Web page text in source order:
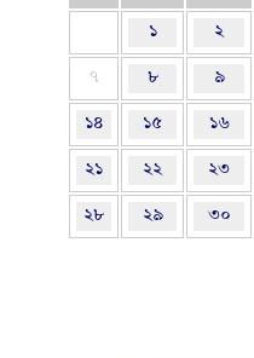
১ ২
৭ ৮ ৯
১৪ ১৫ ১৬
২১ ২২ ২৩
২৮ ২৯ ৩০